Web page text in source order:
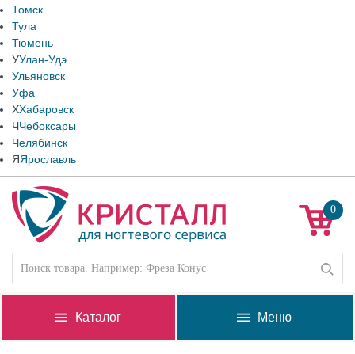
Томск
Тула
Тюмень
УУлан-Удэ
Ульяновск
Уфа
ХХабаровск
ЧЧебоксары
Челябинск
ЯЯрославль
0
Каталог Меню